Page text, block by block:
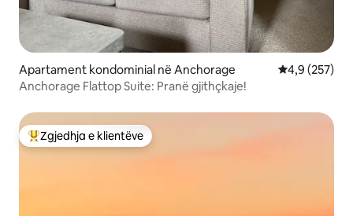
Apartament kondominial në Anchorage Vlerësimi
4,9 (257)
Anchorage Flattop Suite: Pranë gjithçkaje!
Më të mirat e zgjedhjeve të klientëve
Zgjedhja e klientëve